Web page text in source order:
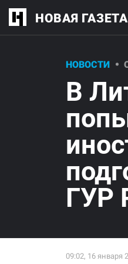
НОВАЯ
НОВОСТИ
В
ГУР